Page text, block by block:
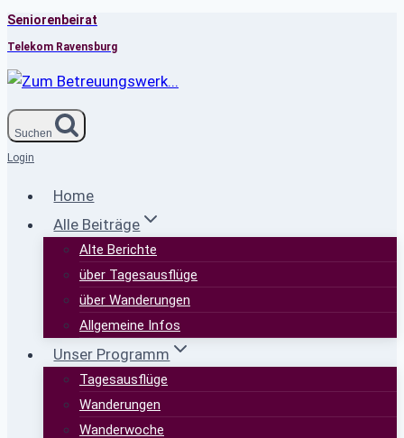
Zum
Inhalt
springen
Seniorenbeirat
Telekom Ravensburg
Suchen
Login
Home
Alle Beiträge
Alte Berichte
über Tagesausflüge
über Wanderungen
Allgemeine Infos
Unser Programm
Tagesausflüge
Wanderungen
Wanderwoche